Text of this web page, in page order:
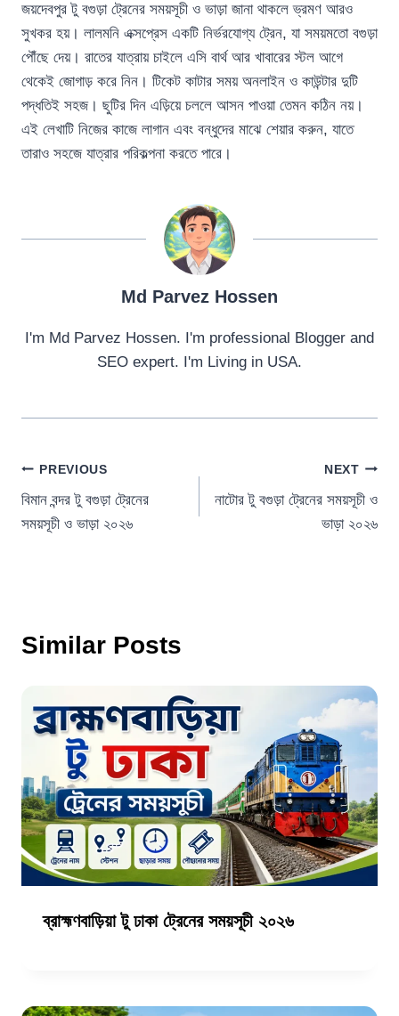
জয়দেবপুর টু বগুড়া ট্রেনের সময়সূচী ও ভাড়া জানা থাকলে ভ্রমণ আরও
সুখকর হয়। লালমনি এক্সপ্রেস একটি নির্ভরযোগ্য ট্রেন, যা সময়মতো বগুড়া
পৌঁছে দেয়। রাতের যাত্রায় চাইলে এসি বার্থ আর খাবারের স্টল আগে
থেকেই জোগাড় করে নিন। টিকেট কাটার সময় অনলাইন ও কাউন্টার দুটি
পদ্ধতিই সহজ। ছুটির দিন এড়িয়ে চললে আসন পাওয়া তেমন কঠিন নয়।
এই লেখাটি নিজের কাজে লাগান এবং বন্ধুদের মাঝে শেয়ার করুন, যাতে
তারাও সহজে যাত্রার পরিকল্পনা করতে পারে।
Md Parvez Hossen
I'm Md Parvez Hossen. I'm professional Blogger and
SEO expert. I'm Living in USA.
Post
navigation
PREVIOUS
বিমান বন্দর টু বগুড়া ট্রেনের
সময়সূচী ও ভাড়া ২০২৬
NEXT
নাটোর টু বগুড়া ট্রেনের সময়সূচী ও
ভাড়া ২০২৬
Similar Posts
ব্রাহ্মণবাড়িয়া টু ঢাকা ট্রেনের সময়সূচী ২০২৬